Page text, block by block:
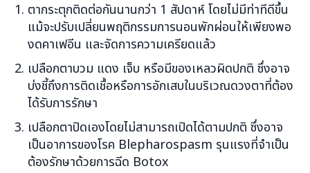
ตากระตุกติดต่อกันนานกว่า 1 สัปดาห์ โดยไม่มีท่าทีดีขึ้น
แม้จะปรับเปลี่ยนพฤติกรรมการนอนพักผ่อนให้เพียงพอ
งดคาเฟอีน และจัดการความเครียดแล้ว
เปลือกตาบวม แดง เจ็บ หรือมีของเหลวผิดปกติ ซึ่งอาจ
บ่งชี้ถึงการติดเชื้อหรือการอักเสบในบริเวณดวงตาที่ต้อง
ได้รับการรักษา
เปลือกตาปิดเองโดยไม่สามารถเปิดได้ตามปกติ ซึ่งอาจ
เป็นอาการของโรค Blepharospasm รุนแรงที่จำเป็น
ต้องรักษาด้วยการฉีด Botox